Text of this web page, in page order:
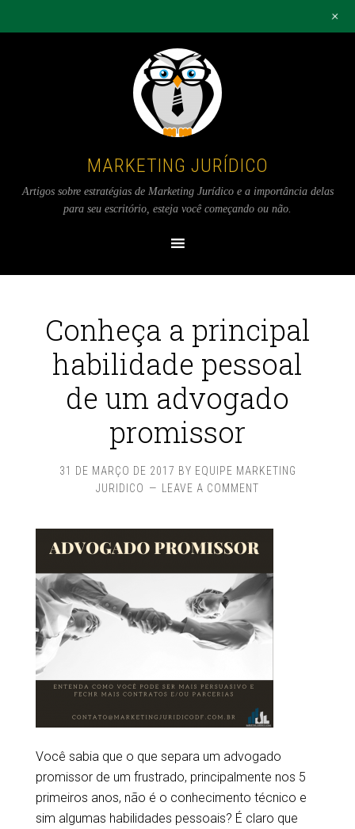
MARKETING JURÍDICO
Artigos sobre estratégias de Marketing Jurídico e a importância delas
para seu escritório, esteja você começando ou não.
Conheça a principal
habilidade pessoal
de um advogado
promissor
31 DE MARÇO DE 2017 BY EQUIPE MARKETING
JURIDICO
LEAVE A COMMENT
Você sabia que o que separa um advogado
promissor de um frustrado, principalmente nos 5
primeiros anos, não é o conhecimento técnico e
sim algumas habilidades pessoais? É claro que
+